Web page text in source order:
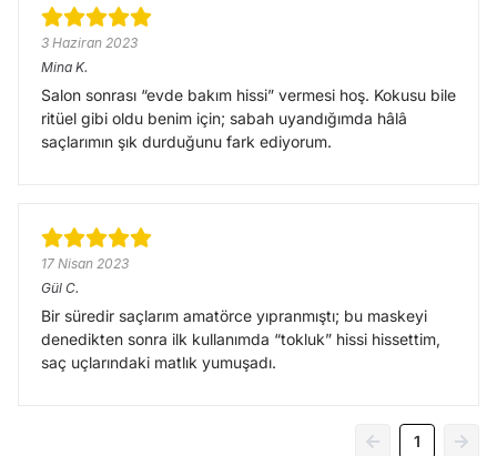
3 Haziran 2023
Mina K.
Salon sonrası “evde bakım hissi” vermesi hoş. Kokusu bile
ritüel gibi oldu benim için; sabah uyandığımda hâlâ
saçlarımın şık durduğunu fark ediyorum.
17 Nisan 2023
Gül C.
Bir süredir saçlarım amatörce yıpranmıştı; bu maskeyi
denedikten sonra ilk kullanımda “tokluk” hissi hissettim,
saç uçlarındaki matlık yumuşadı.
1